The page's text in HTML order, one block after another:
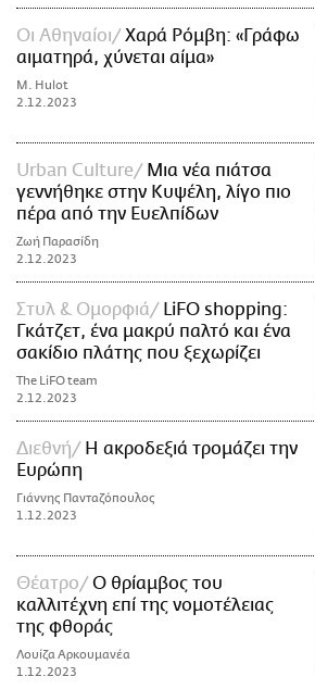
Οι Αθηναίοι
Χαρά Ρόμβη: «Γράφω
αιματηρά, χύνεται αίμα»
M. Hulot
2.12.2023
Urban Culture
Μια νέα πιάτσα
γεννήθηκε στην Κυψέλη, λίγο πιο
πέρα από την Ευελπίδων
Ζωή Παρασίδη
2.12.2023
Στυλ & Ομορφιά
LiFO shopping:
Γκάτζετ, ένα μακρύ παλτό και ένα
σακίδιο πλάτης που ξεχωρίζει
The LiFO team
2.12.2023
Διεθνή
Η ακροδεξιά τρομάζει την
Ευρώπη
Γιάννης Πανταζόπουλος
1.12.2023
Θέατρο
Ο θρίαμβος του
καλλιτέχνη επί της νομοτέλειας
της φθοράς
Λουίζα Αρκουμανέα
1.12.2023